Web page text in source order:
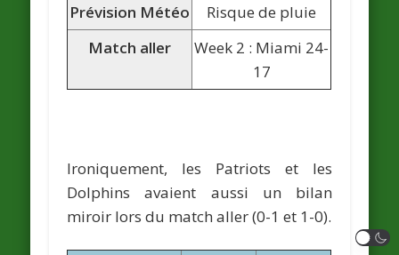
Prévision Météo
Risque de pluie
Match aller
Week 2 : Miami 24-
17
Ironiquement, les Patriots et les
Dolphins avaient aussi un bilan
miroir lors du match aller (0-1 et 1-0).